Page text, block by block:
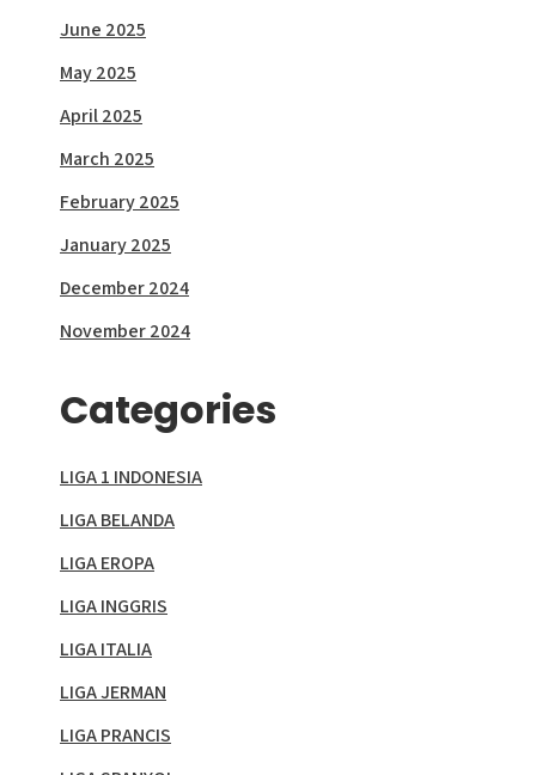
June 2025
May 2025
April 2025
March 2025
February 2025
January 2025
December 2024
November 2024
Categories
LIGA 1 INDONESIA
LIGA BELANDA
LIGA EROPA
LIGA INGGRIS
LIGA ITALIA
LIGA JERMAN
LIGA PRANCIS